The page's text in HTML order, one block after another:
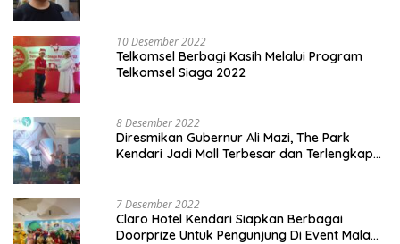
10 Desember 2022
Telkomsel Berbagi Kasih Melalui Program
Telkomsel Siaga 2022
8 Desember 2022
Diresmikan Gubernur Ali Mazi, The Park
Kendari Jadi Mall Terbesar dan Terlengkap
7 Desember 2022
Claro Hotel Kendari Siapkan Berbagai
Doorprize Untuk Pengunjung Di Event Malam